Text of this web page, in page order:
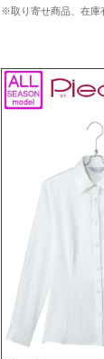
※取り寄せ商品、在庫